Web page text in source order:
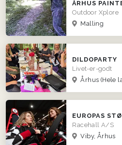
Outdoor Xplore
Malling
DILDOPARTY
Livet-er-godt
Århus (Hele
Racehall A/S
Viby, Århus